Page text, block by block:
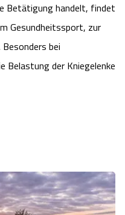
Betätigung handelt, findet
Gesundheitssport, zur
bei
Belastung der Kniegelenke